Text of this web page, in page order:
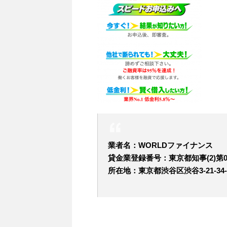
業者名：WORLDファイナンス
貸金業登録番号：東京都知事(2)第
所在地：東京都渋谷区渋谷3-21-